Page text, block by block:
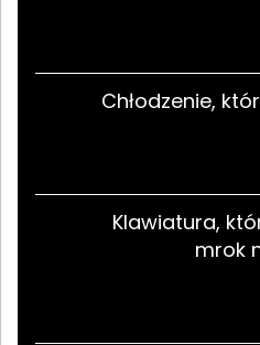
Chłodzenie,
Klawiatura,
mrok